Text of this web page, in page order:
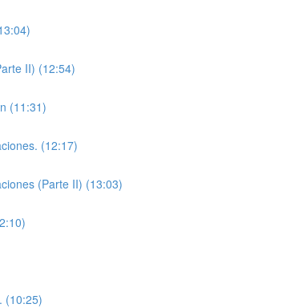
II) (12:54)
(11:31)
(12:17)
(Parte II) (13:03)
(10:25)